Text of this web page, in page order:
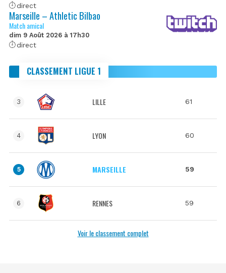
direct
Marseille – Athletic Bilbao
Match amical
dim 9 Août 2026 à 17h30
direct
CLASSEMENT LIGUE 1
3 LILLE 61
4 LYON 60
5 MARSEILLE 59
6 RENNES 59
Voir le classement complet